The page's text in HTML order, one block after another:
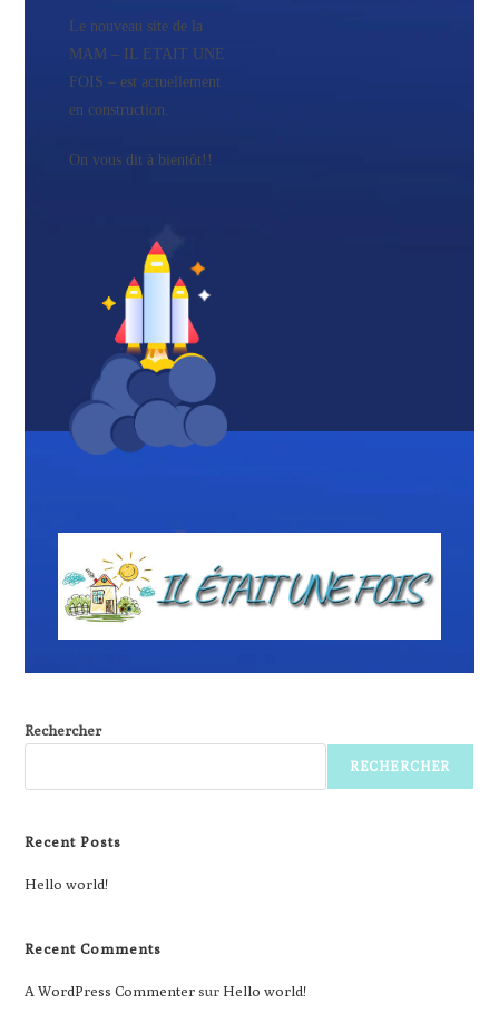
Le nouveau site de la
MAM – IL ETAIT UNE
FOIS – est actuellement
en construction.
On vous dit à bientôt!!
Rechercher
RECHERCHER
Recent Posts
Hello world!
Recent Comments
A WordPress Commentersur Hello world!